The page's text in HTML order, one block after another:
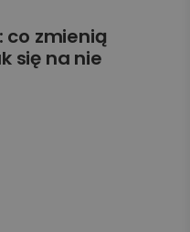
co zmienią
się na nie